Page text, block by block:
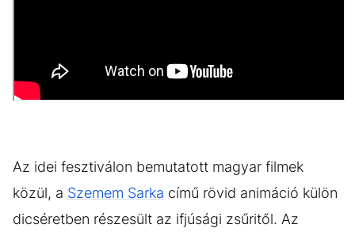
Az idei fesztiválon bemutatott magyar filmek
közül, a Szemem Sarka című rövid animáció külön
dicséretben részesült az ifjúsági zsűritől. Az